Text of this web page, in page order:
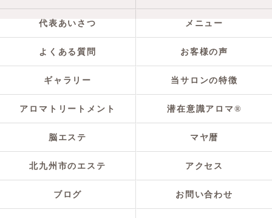
代表あいさつ メニュー
よくある質問 お客様の声
ギャラリー 当サロンの特徴
アロマトリートメント 潜在意識アロマ®
脳エステ マヤ暦
北九州市のエステ アクセス
ブログ お問い合わせ